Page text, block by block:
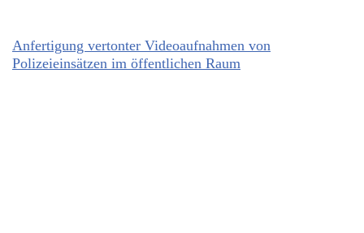
Anfertigung vertonter Videoaufnahmen von
Polizeieinsätzen im öffentlichen Raum